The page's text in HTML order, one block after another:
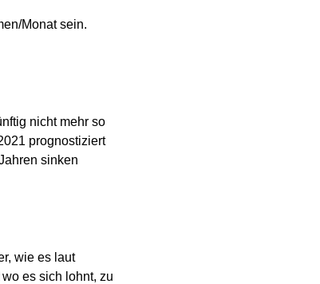
Monat sein.
nicht mehr so
prognostiziert
sinken
wie es laut
es sich lohnt, zu